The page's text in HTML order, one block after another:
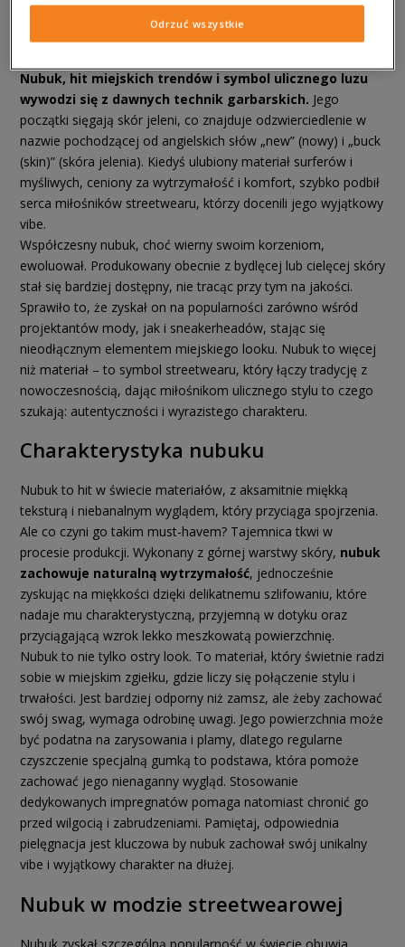
Nubuk – co to jest? Historia i
pochodzenie
Nubuk, hit miejskich trendów i symbol ulicznego luzu
wywodzi się z dawnych technik garbarskich. Jego
początki sięgają skór jeleni, co znajduje odzwierciedlenie w
nazwie pochodzącej od angielskich słów „new” (nowy) i „buck
(skin)” (skóra jelenia). Kiedyś ulubiony materiał surferów i
myśliwych, ceniony za wytrzymałość i komfort, szybko podbił
serca miłośników streetwearu, którzy docenili jego wyjątkowy
vibe.
Współczesny nubuk, choć wierny swoim korzeniom,
ewoluował. Produkowany obecnie z bydlęcej lub cielęcej skóry
stał się bardziej dostępny, nie tracąc przy tym na jakości.
Sprawiło to, że zyskał on na popularności zarówno wśród
projektantów mody, jak i sneakerheadów, stając się
nieodłącznym elementem miejskiego looku. Nubuk to więcej
niż materiał – to symbol streetwearu, który łączy tradycję z
nowoczesnością, dając miłośnikom ulicznego stylu to czego
szukają: autentyczności i wyrazistego charakteru.
Charakterystyka nubuku
Nubuk to hit w świecie materiałów, z aksamitnie miękką
teksturą i niebanalnym wyglądem, który przyciąga spojrzenia.
Ale co czyni go takim must-havem? Tajemnica tkwi w
procesie produkcji. Wykonany z górnej warstwy skóry, nubuk
zachowuje naturalną wytrzymałość, jednocześnie
zyskując na miękkości dzięki delikatnemu szlifowaniu, które
nadaje mu charakterystyczną, przyjemną w dotyku oraz
przyciągającą wzrok lekko meszkowatą powierzchnię.
Nubuk to nie tylko ostry look. To materiał, który świetnie radzi
sobie w miejskim zgiełku, gdzie liczy się połączenie stylu i
trwałości. Jest bardziej odporny niż zamsz, ale żeby zachować
swój swag, wymaga odrobinę uwagi. Jego powierzchnia może
być podatna na zarysowania i plamy, dlatego regularne
czyszczenie specjalną gumką to podstawa, która pomoże
zachować jego nienaganny wygląd. Stosowanie
dedykowanych impregnatów pomaga natomiast chronić go
przed wilgocią i zabrudzeniami. Pamiętaj, odpowiednia
pielęgnacja jest kluczowa by nubuk zachował swój unikalny
vibe i wyjątkowy charakter na dłużej.
Nubuk w modzie streetwearowej
Nubuk zyskał szczególną popularność w świecie obuwia.
Odrzuć wszystkie